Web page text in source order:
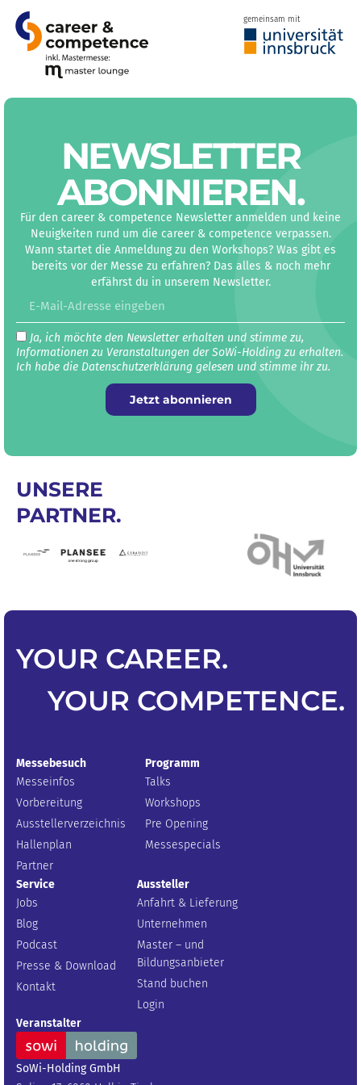
gemeinsam mit
NEWS­LETTER
ABON­NIEREN.
Für den career & competence Newsletter anmelden und keine
Neuigkeiten rund um die career & competence verpassen.
Wann startet die Anmeldung zu den Workshops? Was gibt es
bereits vor der Messe zu erfahren? Das alles & noch mehr
erfährst du in unserem Newsletter.
Ja, ich möchte den Newsletter erhalten und stimme zu,
Informationen zu Veranstaltungen der SoWi-Holding zu erhalten.
Ich habe die Datenschutz­erklärung gelesen und stimme ihr zu.
Jetzt abonnieren
UNSERE
PARTNER.
YOUR CAREER.
YOUR COMPETENCE.
Messebesuch
Messeinfos
Vorbereitung
Ausstellerverzeichnis
Hallenplan
Partner
Programm
Talks
Workshops
Pre Opening
Messespecials
Service
Jobs
Blog
Podcast
Presse & Download
Kontakt
Aussteller
Anfahrt & Lieferung
Unternehmen
Master – und
Bildungsanbieter
Stand buchen
Login
Veranstalter
SoWi-Holding GmbH